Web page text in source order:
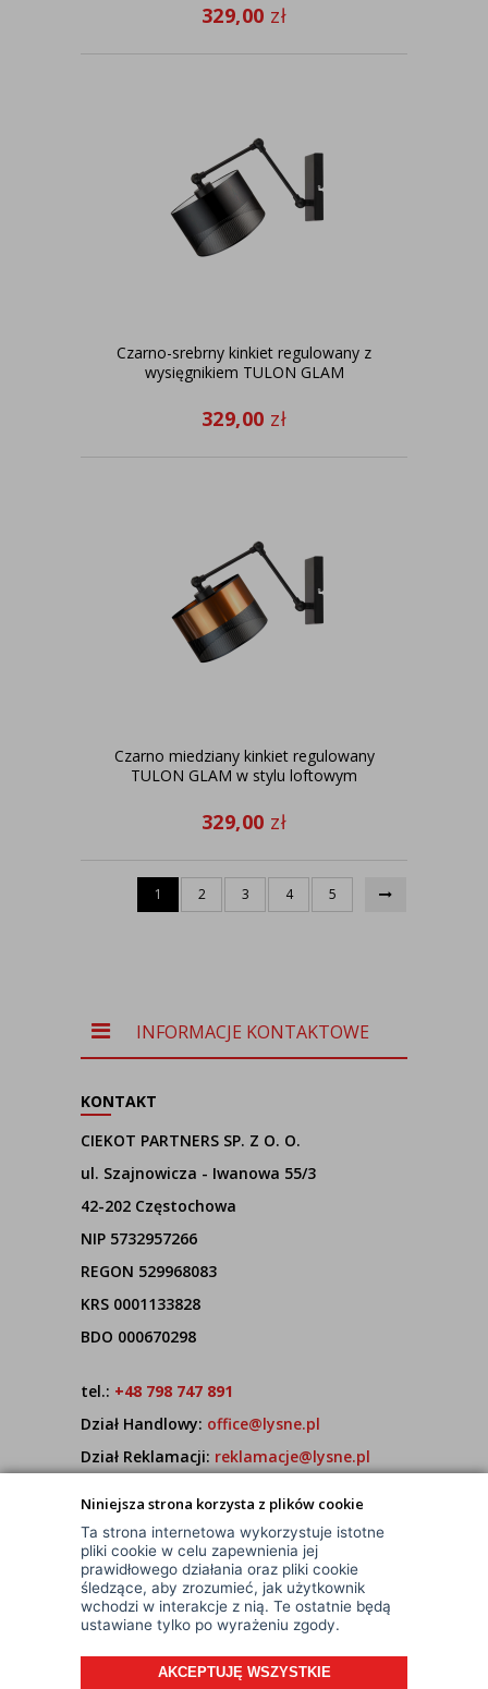
Niniejsza strona korzysta z plików cookie
Ta strona internetowa wykorzystuje istotne
pliki cookie w celu zapewnienia jej
prawidłowego działania oraz pliki cookie
śledzące, aby zrozumieć, jak użytkownik
wchodzi w interakcje z nią. Te ostatnie będą
ustawiane tylko po wyrażeniu zgody.
AKCEPTUJĘ WSZYSTKIE
329,00 zł
Czarno-srebrny kinkiet regulowany z
wysięgnikiem TULON GLAM
329,00 zł
Czarno miedziany kinkiet regulowany
TULON GLAM w stylu loftowym
329,00 zł
1 2 3 4 5
INFORMACJE KONTAKTOWE
KONTAKT
CIEKOT PARTNERS SP. Z O. O.
ul. Szajnowicza - Iwanowa 55/3
42-202 Częstochowa
NIP 5732957266
REGON 529968083
KRS 0001133828
BDO 000670298
tel.: +48 798 747 891
Dział Handlowy: office@lysne.pl
Dział Reklamacji: reklamacje@lysne.pl
7:00 - 15:00
© Wszelkie Prawa Zastrzeżone